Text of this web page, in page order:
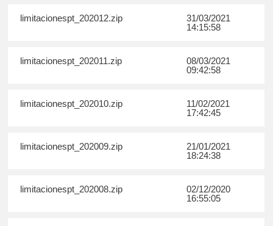
limitacionespt_202012.zip
31/03/2021
14:15:58
limitacionespt_202011.zip
08/03/2021
09:42:58
limitacionespt_202010.zip
11/02/2021
17:42:45
limitacionespt_202009.zip
21/01/2021
18:24:38
limitacionespt_202008.zip
02/12/2020
16:55:05